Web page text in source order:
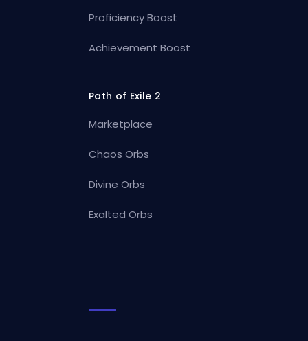
Proficiency Boost
Achievement Boost
Path of Exile 2
Marketplace
Chaos Orbs
Divine Orbs
Exalted Orbs